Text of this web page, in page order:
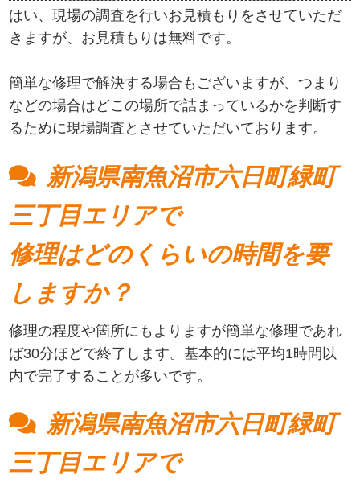
はい、現場の調査を行いお見積もりをさせていただ
きますが、お見積もりは無料です。
簡単な修理で解決する場合もございますが、つまり
などの場合はどこの場所で詰まっているかを判断す
るために現場調査とさせていただいております。
新潟県南魚沼市六日町緑町
三丁目エリアで
修理はどのくらいの時間を要
しますか？
修理の程度や箇所にもよりますが簡単な修理であれ
ば30分ほどで終了します。基本的には平均1時間以
内で完了することが多いです。
新潟県南魚沼市六日町緑町
三丁目エリアで